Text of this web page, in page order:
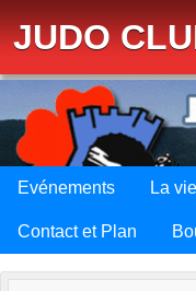
JUDO
Evénements La
Contact et Plan